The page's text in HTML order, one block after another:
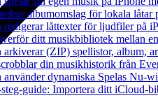
albumomslag för lokala
redigerar låttexter för ljudfiler på
ditt musikbibliotek mellan
arkiverar (ZIP) spellistor, album,
din musikhistorik från
använder dynamiska Spelas Nu-
guide: Importera ditt iCloud-